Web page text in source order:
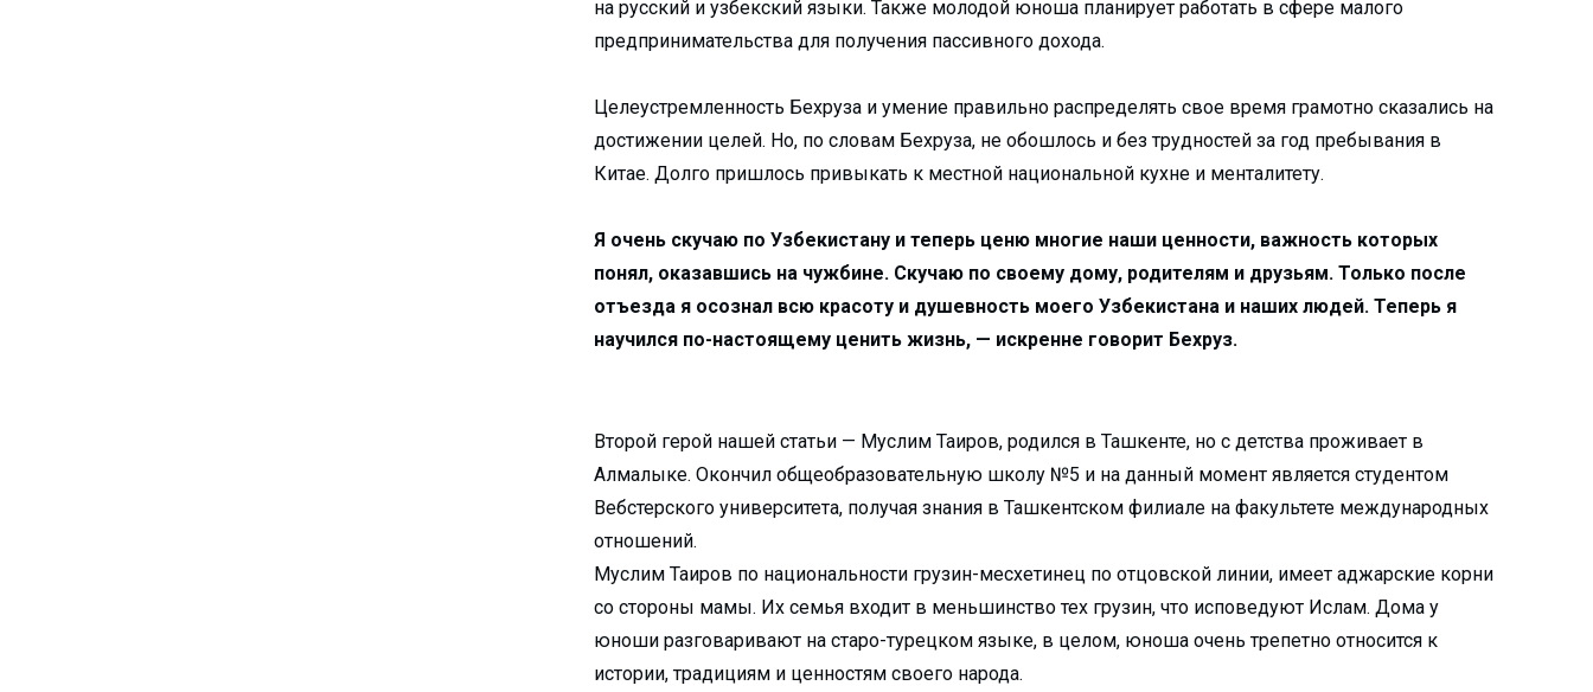
Что происходит в коллективах детских садов?...
Поддержка семьи и женщин: что сделано в 1 квар...
Новые предприятия — новые рабочие места...
Счастье — это то, чем нужно делиться…...
Угнал автомобиль и бросил в одном из дворов...
Прививка животных добровольна или обязательна?...
Социальный работник — профессия или приз...
на русский и узбекский языки. Также молодой юноша планирует работать в сфере малого
предпринимательства для получения пассивного дохода.
Целеустремленность Бехруза и умение правильно распределять свое время грамотно сказались на
достижении целей. Но, по словам Бехруза, не обошлось и без трудностей за год пребывания в
Китае. Долго пришлось привыкать к местной национальной кухне и менталитету.
Я очень скучаю по Узбекистану и теперь ценю многие наши ценности, важность которых
понял, оказавшись на чужбине. Скучаю по своему дому, родителям и друзьям. Только после
отъезда я осознал всю красоту и душевность моего Узбекистана и наших людей. Теперь я
научился по-настоящему ценить жизнь, — искренне говорит Бехруз.
Второй герой нашей статьи — Муслим Таиров, родился в Ташкенте, но с детства проживает в
Алмалыке. Окончил общеобразовательную школу №5 и на данный момент является студентом
Вебстерского университета, получая знания в Ташкентском филиале на факультете международных
отношений.
Муслим Таиров по национальности грузин-месхетинец по отцовской линии, имеет аджарские корни
со стороны мамы. Их семья входит в меньшинство тех грузин, что исповедуют Ислам. Дома у
юноши разговаривают на старо-турецком языке, в целом, юноша очень трепетно относится к
истории, традициям и ценностям своего народа.